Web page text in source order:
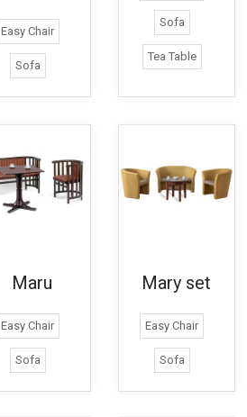
Easy Chair
Sofa
Sofa
Tea Table
Maru
Easy Chair
Sofa
Mary set
Easy Chair
Sofa